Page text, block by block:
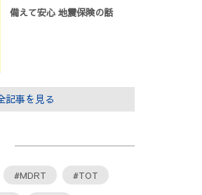
備えて安心 地震保険の話
記事を見る
#MDRT #TOT